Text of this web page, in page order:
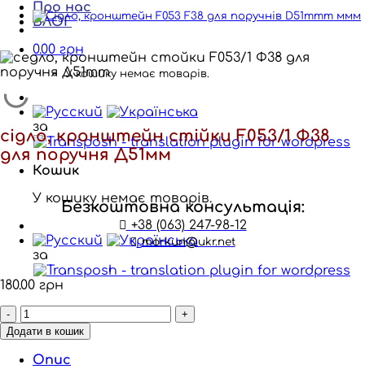
Про нас
БЛОГ
0.00 грн
У кошику немає товарів.
за
Кошик
У кошику немає товарів.
за
сідло, кронштейн стійки F053/1 Ф38
для поручня Д51мм
Безкоштовна консультація:
+38 (063) 247-98-12
morkun@ukr.net
180.00 грн
сідло,
кронштейн
стійки
F053/1
Додати в кошик
Опис